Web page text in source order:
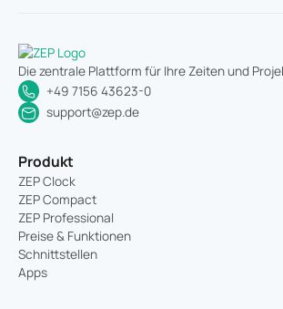
Die zentrale Plattform für Ihre Zeiten und
+49 7156 43623-0
support@zep.de
Produkt
ZEP Clock
ZEP Compact
ZEP Professional
Preise & Funktionen
Schnittstellen
Apps